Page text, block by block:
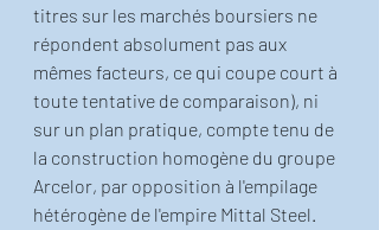
titres sur les marchés boursiers ne
répondent absolument pas aux
mêmes facteurs, ce qui coupe court à
toute tentative de comparaison), ni
sur un plan pratique, compte tenu de
la construction homogène du groupe
Arcelor, par opposition à l'empilage
hétérogène de l'empire Mittal Steel.